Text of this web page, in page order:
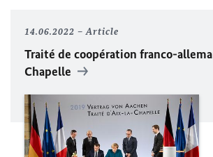
14.06.2022 Article
Traité de coopération franco-
Chapelle